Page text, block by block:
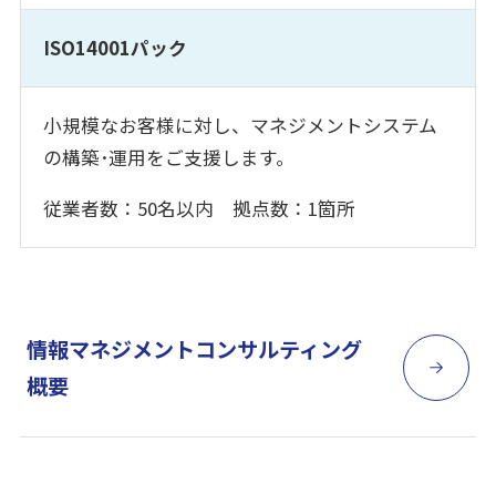
ISO14001パック
小規模なお客様に対し、マネジメントシステム
の構築･運用をご支援します。
従業者数：50名以内 拠点数：1箇所
情報マネジメントコンサルティング
概要